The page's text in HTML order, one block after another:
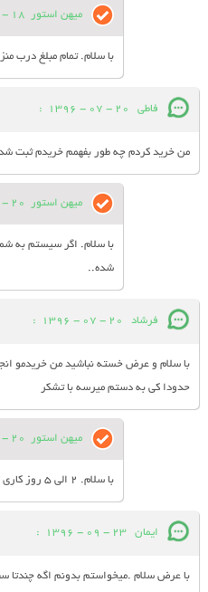
میهن استور 18 - 07 - 1396
با سلام. تمام مبلغ درب
فاطی 20 - 07 - 1396
:
من خرید کردم چه طور بفهمم خریدم ثبت
میهن استور 20 - 07 - 1396
با سلام. اگر سیستم به
شده..
فرشاد 20 - 07 - 1396
:
با سلام و عرض خسته نباشید من خریدمو
حدودا کی به دستم میرسه با تشکر
میهن استور 20 - 07 - 1396
با سلام. 2 الی 5 روز کاری
ایمان 23 - 09 - 1396
:
با عرض سلام .میخواستم بدونم اگه چندتا